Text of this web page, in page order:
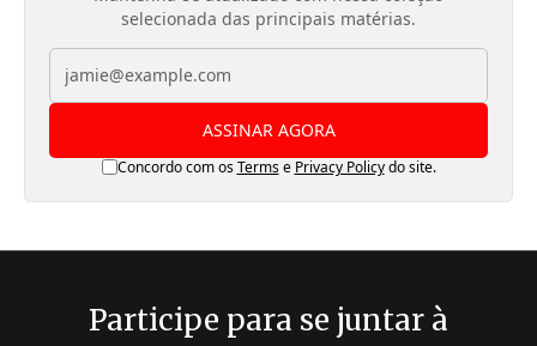
selecionada das principais matérias.
ASSINAR AGORA
Concordo com osTermse Privacy Policydo site.
Participe para se juntar à